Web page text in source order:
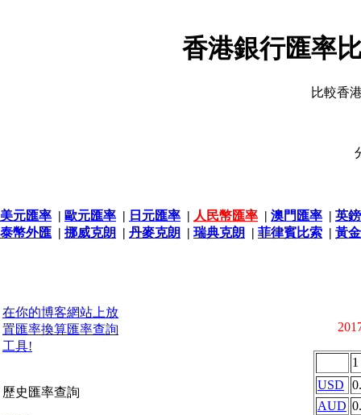
香港銀行匯率
比較香
美元匯率 | 歐元匯率 | 日元匯率 | 人民幣匯率 | 澳門匯率 | 英
泰幣外匯 | 挪威克朗 | 丹麥克朗 | 瑞典克朗 | 菲律賓比索 | 黃
在你的博客網站上放
置匯率換算匯率查詢
工具!
歷史匯率查詢
1
USD
AUD